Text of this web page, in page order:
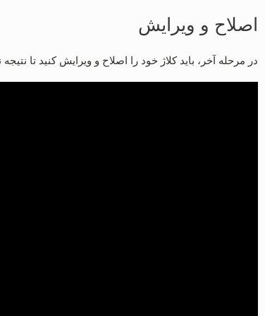
اصلاح و ویرایش
در مرحله آخر، باید کلاژ خود را اصلاح و ویرایش کنید تا